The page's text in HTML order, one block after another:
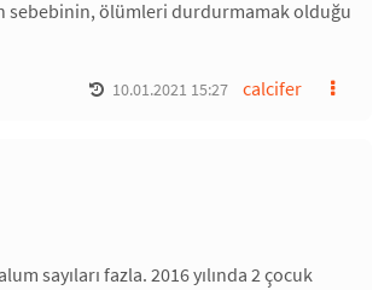
sebebinin, ölümleri durdurmamak olduğu
calcifer
10.01.2021 15:27
sayıları fazla. 2016 yılında 2 çocuk